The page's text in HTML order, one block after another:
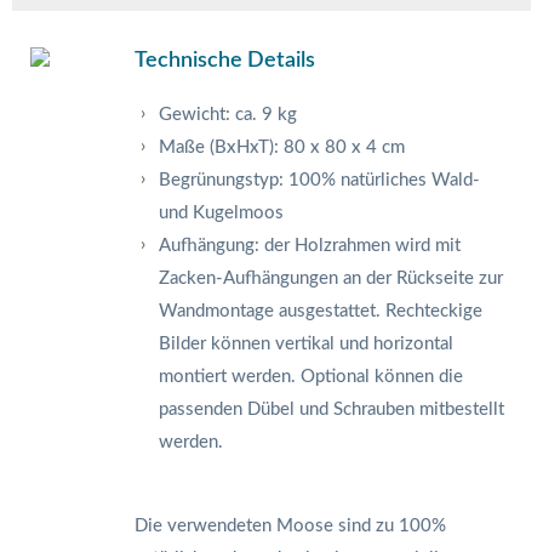
Technische Details
Gewicht: ca. 9 kg
Maße (BxHxT): 80 x 80 x 4 cm
Begrünungstyp: 100% natürliches Wald-
und Kugelmoos
Aufhängung: der Holzrahmen wird mit
Zacken-Aufhängungen an der Rückseite zur
Wandmontage ausgestattet. Rechteckige
Bilder können vertikal und horizontal
montiert werden. Optional können die
passenden Dübel und Schrauben mitbestellt
werden.
Die verwendeten Moose sind zu 100%